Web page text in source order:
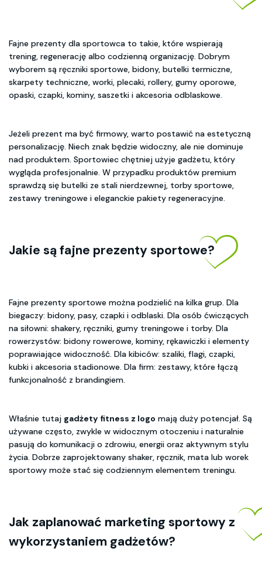
Fajne prezenty dla sportowca to takie, które wspierają
trening, regenerację albo codzienną organizację. Dobrym
wyborem są ręczniki sportowe, bidony, butelki termiczne,
skarpety techniczne, worki, plecaki, rollery, gumy oporowe,
opaski, czapki, kominy, saszetki i akcesoria odblaskowe.
Jeżeli prezent ma być firmowy, warto postawić na estetyczną
personalizację. Niech znak będzie widoczny, ale nie dominuje
nad produktem. Sportowiec chętniej użyje gadżetu, który
wygląda profesjonalnie. W przypadku produktów premium
sprawdzą się butelki ze stali nierdzewnej, torby sportowe,
zestawy treningowe i eleganckie pakiety regeneracyjne.
Jakie są fajne prezenty sportowe?
Fajne prezenty sportowe można podzielić na kilka grup. Dla
biegaczy: bidony, pasy, czapki i odblaski. Dla osób ćwiczących
na siłowni: shakery, ręczniki, gumy treningowe i torby. Dla
rowerzystów: bidony rowerowe, kominy, rękawiczki i elementy
poprawiające widoczność. Dla kibiców: szaliki, flagi, czapki,
kubki i akcesoria stadionowe. Dla firm: zestawy, które łączą
funkcjonalność z brandingiem.
Właśnie tutaj gadżety fitness z logo mają duży potencjał. Są
używane często, zwykle w widocznym otoczeniu i naturalnie
pasują do komunikacji o zdrowiu, energii oraz aktywnym stylu
życia. Dobrze zaprojektowany shaker, ręcznik, mata lub worek
sportowy może stać się codziennym elementem treningu.
Jak zaplanować marketing sportowy z
wykorzystaniem gadżetów?